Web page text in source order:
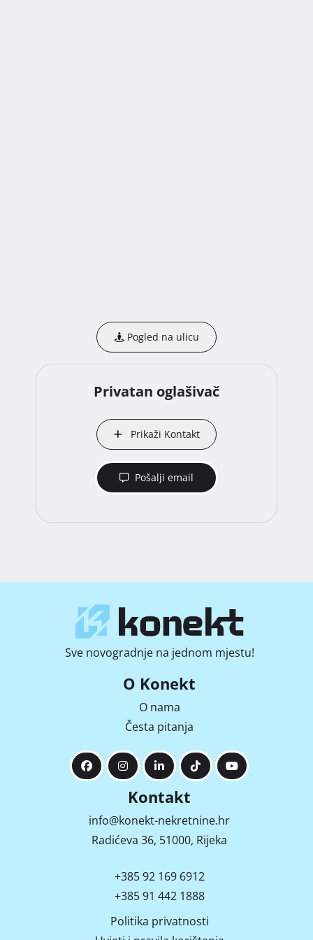
Pogled na ulicu
Privatan oglašivač
Prikaži Kontakt
Pošalji email
Sve novogradnje na jednom mjestu!
O Konekt
O nama
Česta pitanja
Kontakt
info@konekt-nekretnine.hr
Radićeva 36, 51000, Rijeka
+385 92 169 6912
+385 91 442 1888
Politika privatnosti